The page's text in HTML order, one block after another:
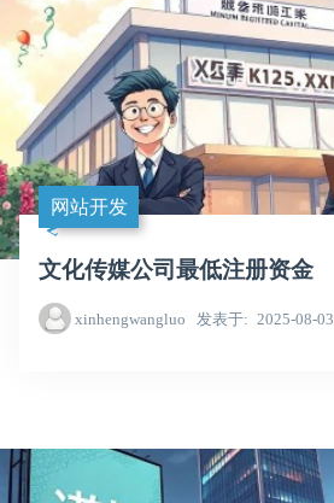
网站开发
文化传媒公司最低注册资金
xinhengwangluo 发表于 2025-08-03